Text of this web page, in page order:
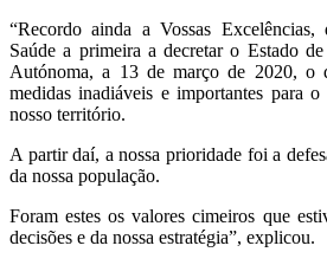
“Recordo ainda a Vossas
Saúde a primeira a decretar o Estado
Autónoma, a 13 de março de 2020, o
medidas inadiáveis e importantes para
nosso território.
A partir daí, a nossa prioridade foi a
da nossa população.
Foram estes os valores cimeiros que
decisões e da nossa estratégia”, explicou.